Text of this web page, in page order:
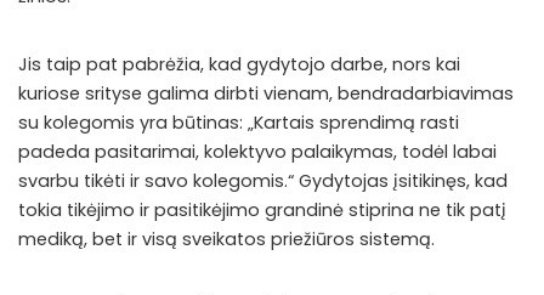
Jis taip pat pabrėžia, kad gydytojo darbe, nors kai
kuriose srityse galima dirbti vienam, bendradarbiavimas
su kolegomis yra būtinas: „Kartais sprendimą rasti
padeda pasitarimai, kolektyvo palaikymas, todėl labai
svarbu tikėti ir savo kolegomis.“ Gydytojas įsitikinęs, kad
tokia tikėjimo ir pasitikėjimo grandinė stiprina ne tik patį
mediką, bet ir visą sveikatos priežiūros sistemą.